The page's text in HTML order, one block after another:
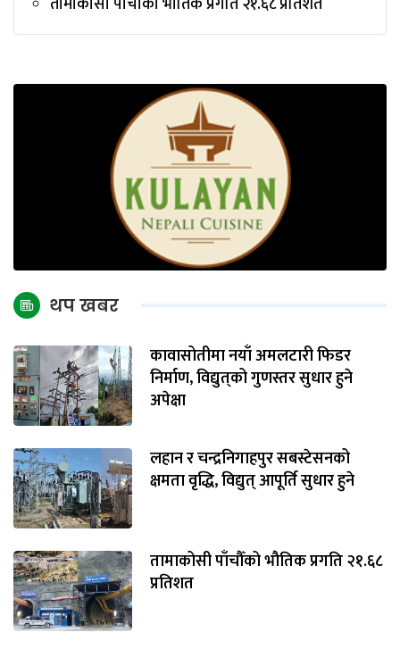
थप खबर
कावासोतीमा नयाँ अमलटारी फिडर
निर्माण, विद्युत्‌को गुणस्तर सुधार हुने
अपेक्षा
लहान र चन्द्रनिगाहपुर सबस्टेसनको
क्षमता वृद्धि, विद्युत् आपूर्ति सुधार हुने
तामाकोसी पाँचौँको भौतिक प्रगति २१.६८
प्रतिशत